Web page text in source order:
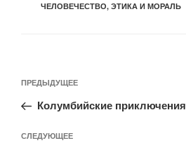
ЧЕЛОВЕЧЕСТВО, ЭТИКА И МОРАЛЬ
ПРЕДЫДУЩЕЕ
Колумбийские
СЛЕДУЮЩЕЕ